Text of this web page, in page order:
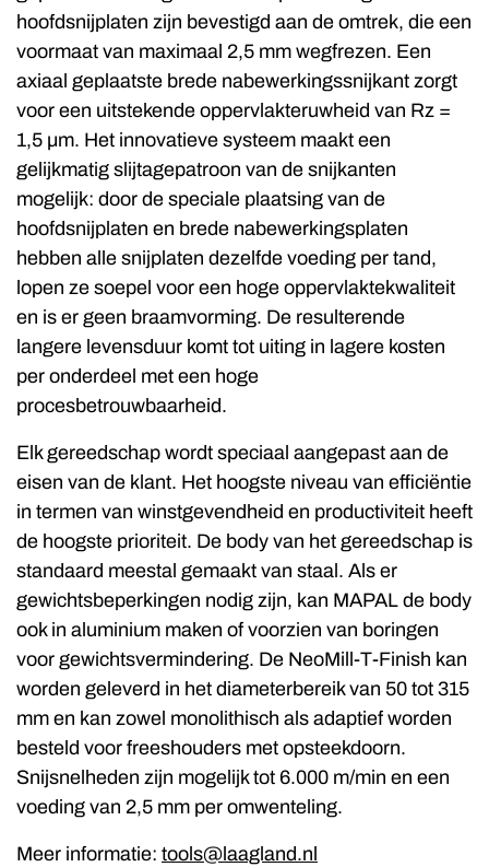
hoofdsnijplaten zijn bevestigd aan de omtrek, die een
voormaat van maximaal 2,5 mm wegfrezen. Een
axiaal geplaatste brede nabewerkingssnijkant zorgt
voor een uitstekende oppervlakteruwheid van Rz =
1,5 µm. Het innovatieve systeem maakt een
gelijkmatig slijtagepatroon van de snijkanten
mogelijk: door de speciale plaatsing van de
hoofdsnijplaten en brede nabewerkingsplaten
hebben alle snijplaten dezelfde voeding per tand,
lopen ze soepel voor een hoge oppervlaktekwaliteit
en is er geen braamvorming. De resulterende
langere levensduur komt tot uiting in lagere kosten
per onderdeel met een hoge
procesbetrouwbaarheid.
Elk gereedschap wordt speciaal aangepast aan de
eisen van de klant. Het hoogste niveau van efficiëntie
in termen van winstgevendheid en productiviteit heeft
de hoogste prioriteit. De body van het gereedschap is
standaard meestal gemaakt van staal. Als er
gewichtsbeperkingen nodig zijn, kan MAPAL de body
ook in aluminium maken of voorzien van boringen
voor gewichtsvermindering. De NeoMill-T-Finish kan
worden geleverd in het diameterbereik van 50 tot 315
mm en kan zowel monolithisch als adaptief worden
besteld voor freeshouders met opsteekdoorn.
Snijsnelheden zijn mogelijk tot 6.000 m/min en een
voeding van 2,5 mm per omwenteling.
Meer informatie: tools@laagland.nl